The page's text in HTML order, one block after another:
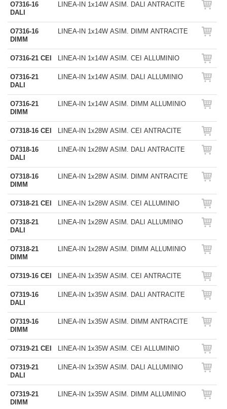
O7316-16
DALI
LINEA-IN 1x14W ASIM. DALI ANTRACITE
O7316-16
DIMM
LINEA-IN 1x14W ASIM. DIMM ANTRACITE
O7316-21 CEI LINEA-IN 1x14W ASIM. CEI ALLUMINIO
O7316-21
DALI
LINEA-IN 1x14W ASIM. DALI ALLUMINIO
O7316-21
DIMM
LINEA-IN 1x14W ASIM. DIMM ALLUMINIO
O7318-16 CEI LINEA-IN 1x28W ASIM. CEI ANTRACITE
O7318-16
DALI
LINEA-IN 1x28W ASIM. DALI ANTRACITE
O7318-16
DIMM
LINEA-IN 1x28W ASIM. DIMM ANTRACITE
O7318-21 CEI LINEA-IN 1x28W ASIM. CEI ALLUMINIO
O7318-21
DALI
LINEA-IN 1x28W ASIM. DALI ALLUMINIO
O7318-21
DIMM
LINEA-IN 1x28W ASIM. DIMM ALLUMINIO
O7319-16 CEI LINEA-IN 1x35W ASIM. CEI ANTRACITE
O7319-16
DALI
LINEA-IN 1x35W ASIM. DALI ANTRACITE
O7319-16
DIMM
LINEA-IN 1x35W ASIM. DIMM ANTRACITE
O7319-21 CEI LINEA-IN 1x35W ASIM. CEI ALLUMINIO
O7319-21
DALI
LINEA-IN 1x35W ASIM. DALI ALLUMINIO
O7319-21
DIMM
LINEA-IN 1x35W ASIM. DIMM ALLUMINIO